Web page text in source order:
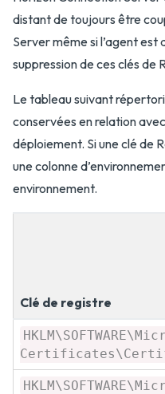
distant de toujours être
Server même si l’agent est
suppression de ces clés de
Le tableau suivant
conservées en relation
déploiement. Si une clé de
une colonne
environnement.
Clé de registre